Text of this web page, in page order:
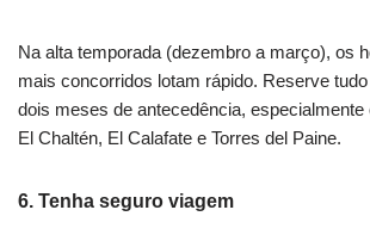
Na alta temporada (dezembro a março), os
mais concorridos lotam rápido. Reserve
dois meses de antecedência,
El Chaltén, El Calafate e Torres del Paine.
6. Tenha seguro viagem